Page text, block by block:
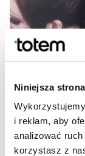
Niniejsza
i reklam, aby
analizować
korzystasz z